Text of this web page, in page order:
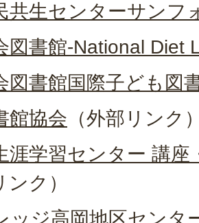
共生センターサンフ
図書館-National Diet
図書館国際子ども図
館協会 （外部リンク
涯学習センター 講
ンク）
ッジ高岡地区センタ